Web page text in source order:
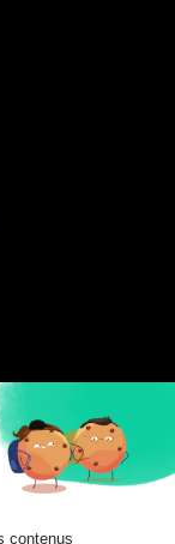
de donnée
d’exploiter les
un tiers les
accord
une violation des